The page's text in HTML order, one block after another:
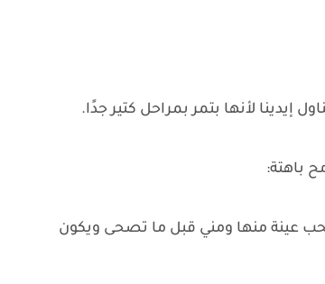
إيدينا لأنها بتمر بمراحل كتير جدًا.
باهتة:
عينة منها ومني قبل ما تصحى ويكون